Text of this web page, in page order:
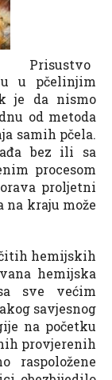
Prisustvo
u pčelinjim
je da nismo
od metoda
samih pčela.
bez ili sa
procesom
proljetni
na kraju može
hemijskih
hemijska
sve većim
savjesnog
na početku
provjerenih
raspoložene